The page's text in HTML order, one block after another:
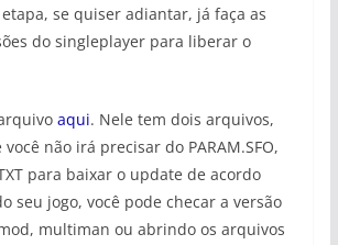
se quiser adiantar, já faça as
do singleplayer para liberar o
aqui. Nele tem dois arquivos,
não irá precisar do PARAM.SFO,
para baixar o update de acordo
seu jogo, você pode checar a versão
multiman ou abrindo os arquivos